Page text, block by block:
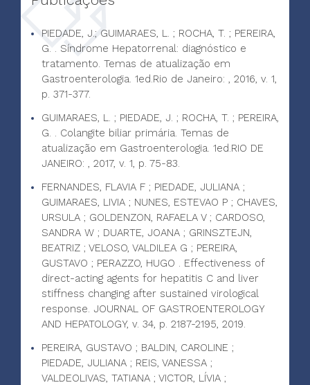
PIEDADE, J.; GUIMARAES, L. ; ROCHA, T. ; PEREIRA,
G. . Síndrome Hepatorrenal: diagnóstico e
tratamento. Temas de atualização em
Gastroenterologia. 1ed.Rio de Janeiro: , 2016, v. 1,
p. 371-377.
GUIMARAES, L. ; PIEDADE, J. ; ROCHA, T. ; PEREIRA,
G. . Colangite biliar primária. Temas de
atualização em Gastroenterologia. 1ed.RIO DE
JANEIRO: , 2017, v. 1, p. 75-83.
FERNANDES, FLAVIA F ; PIEDADE, JULIANA ;
GUIMARAES, LIVIA ; NUNES, ESTEVAO P ; CHAVES,
URSULA ; GOLDENZON, RAFAELA V ; CARDOSO,
SANDRA W ; DUARTE, JOANA ; GRINSZTEJN,
BEATRIZ ; VELOSO, VALDILEA G ; PEREIRA,
GUSTAVO ; PERAZZO, HUGO . Effectiveness of
direct-acting agents for hepatitis C and liver
stiffness changing after sustained virological
response. JOURNAL OF GASTROENTEROLOGY
AND HEPATOLOGY, v. 34, p. 2187-2195, 2019.
PEREIRA, GUSTAVO ; BALDIN, CAROLINE ;
PIEDADE, JULIANA ; REIS, VANESSA ;
VALDEOLIVAS, TATIANA ; VICTOR, LÍVIA ;